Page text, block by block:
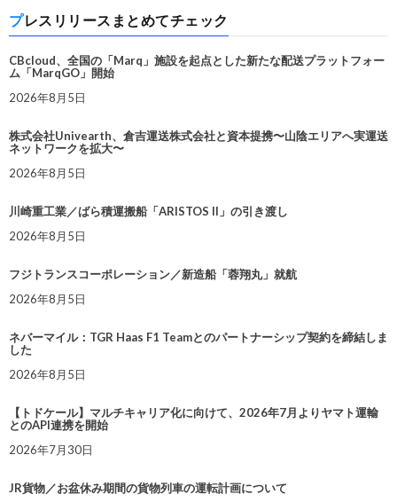
プレスリリースまとめてチェック
CBcloud、全国の「Marq」施設を起点とした新たな配送プラットフォー
ム「MarqGO」開始
2026年8月5日
株式会社Univearth、倉吉運送株式会社と資本提携〜山陰エリアへ実運送
ネットワークを拡大〜
2026年8月5日
川崎重工業／ばら積運搬船「ARISTOS II」の引き渡し
2026年8月5日
フジトランスコーポレーション／新造船「蓉翔丸」就航
2026年8月5日
ネバーマイル：TGR Haas F1 Teamとのパートナーシップ契約を締結しま
した
2026年8月5日
【トドケール】マルチキャリア化に向けて、2026年7月よりヤマト運輸
とのAPI連携を開始
2026年7月30日
JR貨物／お盆休み期間の貨物列車の運転計画について